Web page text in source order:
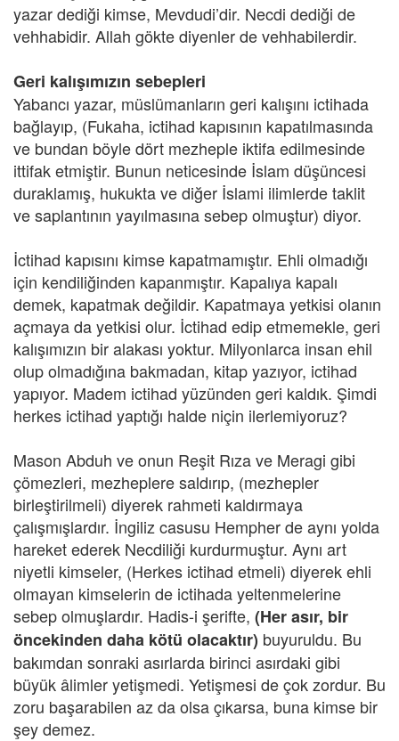
yazar dediği kimse, Mevdudi’dir. Necdi dediği de
vehhabidir. Allah gökte diyenler de vehhabilerdir.
Geri kalışımızın sebepleri
Yabancı yazar, müslümanların geri kalışını ictihada
bağlayıp, (Fukaha, ictihad kapısının kapatılmasında
ve bundan böyle dört mezheple iktifa edilmesinde
ittifak etmiştir. Bunun neticesinde İslam düşüncesi
duraklamış, hukukta ve diğer İslami ilimlerde taklit
ve saplantının yayılmasına sebep olmuştur) diyor.
İctihad kapısını kimse kapatmamıştır. Ehli olmadığı
için kendiliğinden kapanmıştır. Kapalıya kapalı
demek, kapatmak değildir. Kapatmaya yetkisi olanın
açmaya da yetkisi olur. İctihad edip etmemekle, geri
kalışımızın bir alakası yoktur. Milyonlarca insan ehil
olup olmadığına bakmadan, kitap yazıyor, ictihad
yapıyor. Madem ictihad yüzünden geri kaldık. Şimdi
herkes ictihad yaptığı halde niçin ilerlemiyoruz?
Mason Abduh ve onun Reşit Rıza ve Meragi gibi
çömezleri, mezheplere saldırıp, (mezhepler
birleştirilmeli) diyerek rahmeti kaldırmaya
çalışmışlardır. İngiliz casusu Hempher de aynı yolda
hareket ederek Necdiliği kurdurmuştur. Aynı art
niyetli kimseler, (Herkes ictihad etmeli) diyerek ehli
olmayan kimselerin de ictihada yeltenmelerine
sebep olmuşlardır. Hadis-i şerifte, (Her asır, bir
öncekinden daha kötü olacaktır) buyuruldu. Bu
bakımdan sonraki asırlarda birinci asırdaki gibi
büyük âlimler yetişmedi. Yetişmesi de çok zordur. Bu
zoru başarabilen az da olsa çıkarsa, buna kimse bir
şey demez.